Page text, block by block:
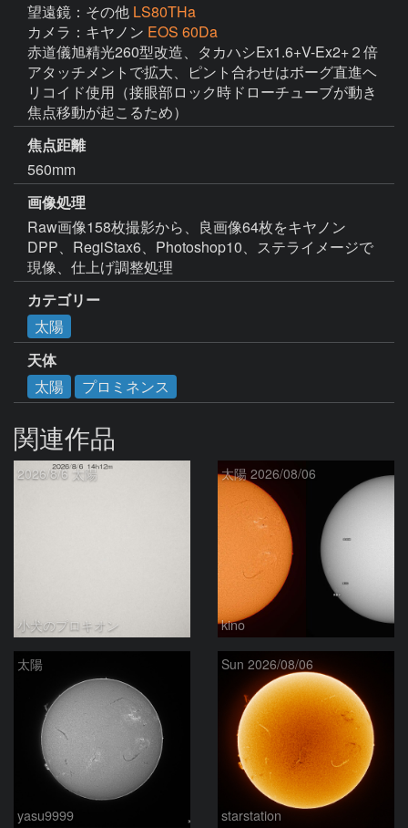
望遠鏡：その他 LS80THa
カメラ：キヤノン EOS 60Da
赤道儀旭精光260型改造、タカハシEx1.6+V-Ex2+２倍
アタッチメントで拡大、ピント合わせはボーグ直進ヘ
リコイド使用（接眼部ロック時ドローチューブが動き
焦点移動が起こるため）
焦点距離
560mm
画像処理
Raw画像158枚撮影から、良画像64枚をキヤノン
DPP、RegiStax6、Photoshop10、ステライメージで
現像、仕上げ調整処理
カテゴリー
太陽
天体
太陽
プロミネンス
関連作品
2026/8/6 太陽
小犬のプロキオン
太陽 2026/08/06
kino
太陽
yasu9999
Sun 2026/08/06
starstation